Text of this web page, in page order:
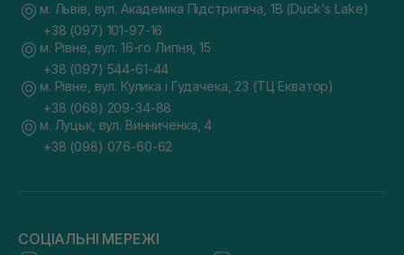
м. Львів, вул. Академіка Підстригача, 1В (Duck's Lake)
+38 (097) 101-97-16
м. Рівне, вул. 16-го Липня, 15
+38 (097) 544-61-44
м. Рівне, вул. Кулика і Гудачека, 23 (ТЦ Екватор)
+38 (068) 209-34-88
м. Луцьк, вул. Винниченка, 4
+38 (098) 076-60-62
СОЦІАЛЬНІ МЕРЕЖІ